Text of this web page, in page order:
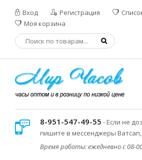
Вход Регистрация
Моя корзина
8-951-547-49-55 - Если не
пишите в мессенджеры
Время работы: ежедневно с 08-